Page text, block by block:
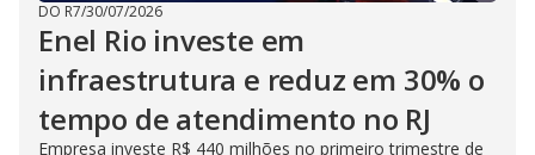
DO R7/30/07/2026
Enel Rio investe em
infraestrutura e reduz em 30% o
tempo de atendimento no RJ
Empresa investe R$ 440 milhões no primeiro trimestre de